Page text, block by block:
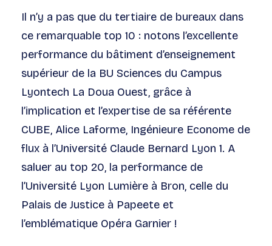
Il n’y a pas que du tertiaire de bureaux dans
ce remarquable top 10 : notons l’excellente
performance du bâtiment d’enseignement
supérieur de la BU Sciences du Campus
Lyontech La Doua Ouest, grâce à
l’implication et l’expertise de sa référente
CUBE, Alice Laforme, Ingénieure Econome de
flux à l’Université Claude Bernard Lyon 1. A
saluer au top 20, la performance de
l’Université Lyon Lumière à Bron, celle du
Palais de Justice à Papeete et
l’emblématique Opéra Garnier !